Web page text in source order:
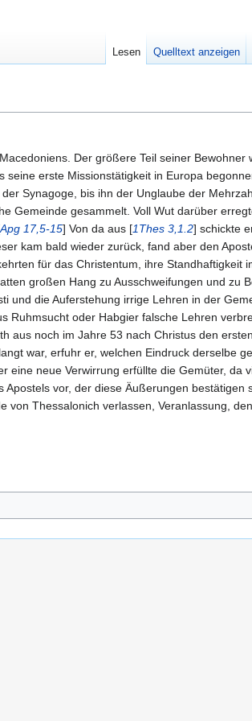
Der größere Teil seiner
erste Missionstätigkeit in Europa
Synagoge, bis ihn der Unglaube der
Gemeinde gesammelt. Voll Wut darüber
Apg 17,5-15] Von da aus [1Thes 3,1.2] schickte
kam bald wieder zurück, fand aber den
für das Christentum, ihre Standhaftigkeit
großen Hang zu Ausschweifungen und zu
und die Auferstehung irrige Lehren in der
Ruhmsucht oder Habgier falsche Lehren
aus noch im Jahre 53 nach Christus den
war, erfuhr er, welchen Eindruck derselbe
neue Verwirrung erfüllte die Gemüter, da
vor, der diese Äußerungen
Thessalonich verlassen, Veranlassung,
Lesen Quelltext anzeigen